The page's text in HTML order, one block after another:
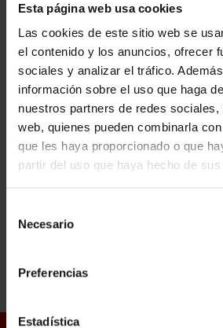
Esta página web usa cookies
Las cookies de este sitio web se
el contenido y los anuncios, ofrecer
sociales y analizar el tráfico.
información sobre el uso que haga
nuestros partners de redes
web, quienes pueden combinarla
que les haya proporcionado o que
partir del uso que haya hecho de
Necesario
Preferencias
Estadística